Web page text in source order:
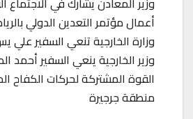
أعمال مؤتمر التعدين الدولي
وزارة الخارجية تنعي السفير
وزير الخارجية ينعي السفير أحمد
القوة المشتركة لحركات الكفاح
منطقة جرجيرة